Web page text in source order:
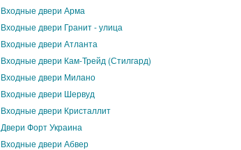
Входные двери Арма
Входные двери Гранит - улица
Входные двери Атланта
Входные двери Кам-Трейд (Стилгард)
Входные двери Милано
Входные двери Шервуд
Входные двери Кристаллит
Двери Форт Украина
Входные двери Абвер